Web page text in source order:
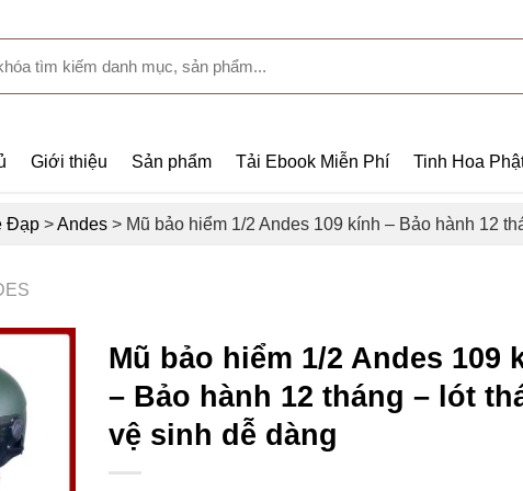
Giới thiệu Sản phẩm Tải Ebook Miễn Phí Tinh Hoa
Đạp >Andes > Mũ bảo hiểm 1/2 Andes 109 kính – Bảo hành 12
Mũ bảo hiểm 1/2 Andes 109
– Bảo hành 12 tháng – lót
vệ sinh dễ dàng